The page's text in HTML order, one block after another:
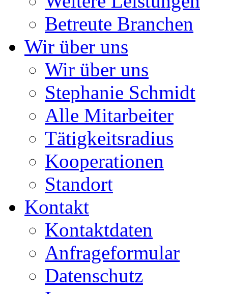
Betreute Branchen
Wir über uns
Wir über uns
Stephanie Schmidt
Alle Mitarbeiter
Tätigkeitsradius
Kooperationen
Standort
Kontakt
Kontaktdaten
Anfrageformular
Datenschutz